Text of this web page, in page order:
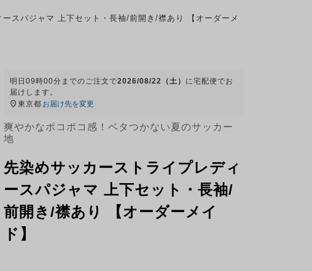
スパジャマ 上下セット・長袖/前開き/襟あり 【オーダーメ
明日 09時00分 までのご注文で2026/08/22（土） に宅配便でお
届けします。
東京都 お届け先を変更
爽やかなポコポコ感！ベタつかない夏のサッカー
地
先染めサッカーストライプレディ
ースパジャマ 上下セット・長袖/
前開き/襟あり 【オーダーメイ
ド】